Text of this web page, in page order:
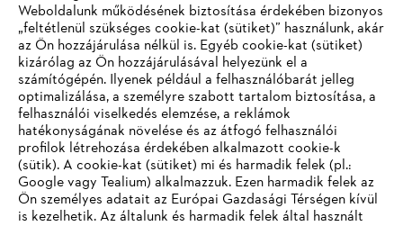
#STIHL
Vállalat
Weboldalunk működésének biztosítása érdekében bizonyos
„feltétlenül szükséges cookie-kat (sütiket)” használunk, akár
az Ön hozzájárulása nélkül is. Egyéb cookie-kat (sütiket)
kizárólag az Ön hozzájárulásával helyezünk el a
számítógépén. Ilyenek például a felhasználóbarát jelleg
optimalizálása, a személyre szabott tartalom biztosítása, a
felhasználói viselkedés elemzése, a reklámok
hatékonyságának növelése és az átfogó felhasználói
profilok létrehozása érdekében alkalmazott cookie-k
(sütik). A cookie-kat (sütiket) mi és harmadik felek (pl.:
Google vagy Tealium) alkalmazzuk. Ezen harmadik felek az
Ön személyes adatait az Európai Gazdasági Térségen kívül
is kezelhetik. Az általunk és harmadik felek által használt